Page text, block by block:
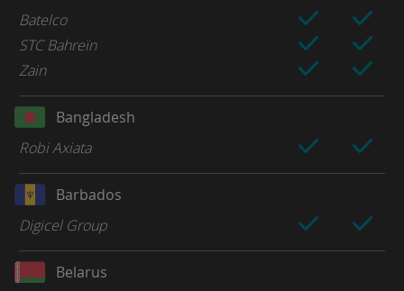
Batelco
STC Bahreïn
Zain
Bangladesh
Robi Axiata
Barbados
Digicel Group
Belarus